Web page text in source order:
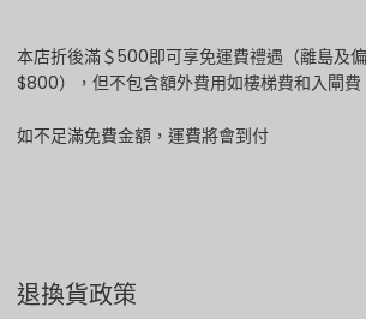
本店折後滿＄500即可享免運費禮遇（離島及
$800），但不包含額外費用如樓梯費和入閘費
如不足滿免費金額，運費將會到付
退換貨政策